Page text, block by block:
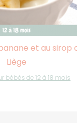
et au sirop
Liège
bébés de 12 à 18 mois